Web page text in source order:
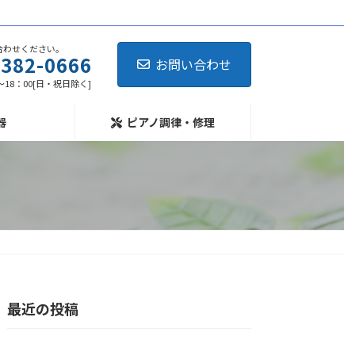
せください。
0666
18：00[日・祝日除く]
お問い合わせ
ピアノ調律・修理
最近の投稿